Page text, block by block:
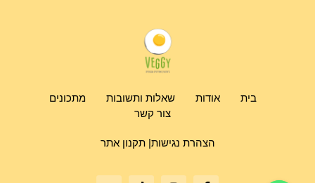
בית אודות שאלות ותשובות
מתכונים
צור קשר
הצהרת נגישות| תקנון אתר